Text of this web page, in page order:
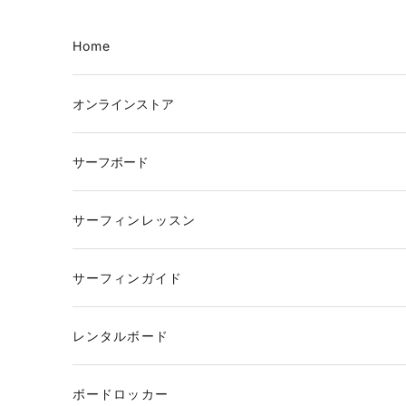
Home
オンラインストア
サーフボード
サーフィンレッスン
サーフィンガイド
レンタルボード
ボードロッカー